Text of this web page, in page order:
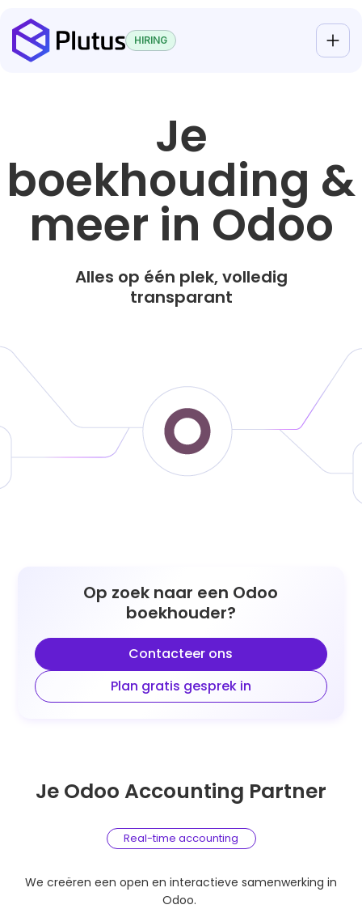
HIRING
Je
boekhouding &
meer in Odoo
Alles op één plek, volledig
transparant
Op zoek naar een Odoo
boekhouder?
Contacteer ons
Plan gratis gesprek in
Je Odoo Accounting Partner
Real-time accounting
We creëren een open en interactieve samenwerking in
Odoo.